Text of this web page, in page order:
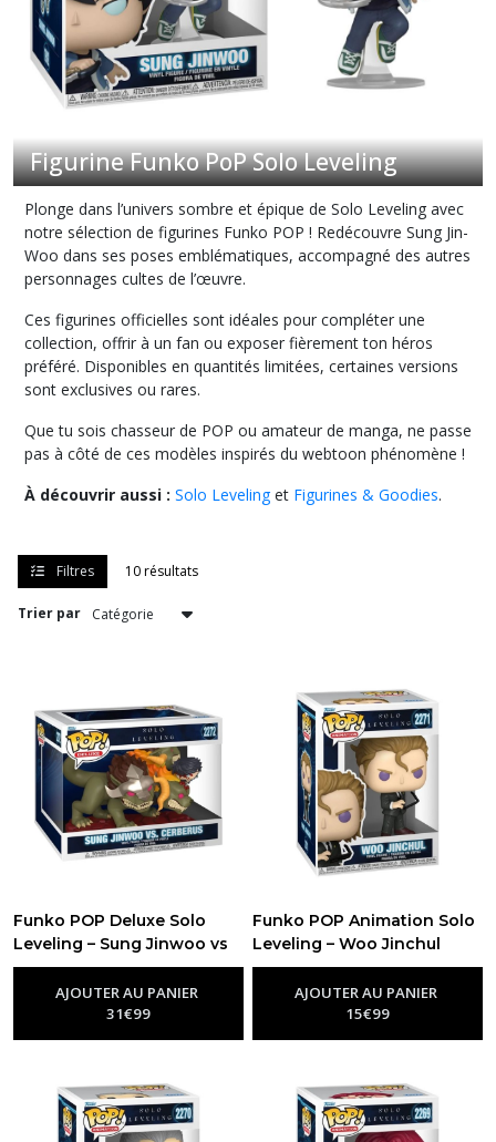
Figurine Funko PoP Solo Leveling
Plonge dans l’univers sombre et épique de Solo Leveling avec
notre sélection de figurines Funko POP ! Redécouvre Sung Jin-
Woo dans ses poses emblématiques, accompagné des autres
personnages cultes de l’œuvre.
Ces figurines officielles sont idéales pour compléter une
collection, offrir à un fan ou exposer fièrement ton héros
préféré. Disponibles en quantités limitées, certaines versions
sont exclusives ou rares.
Que tu sois chasseur de POP ou amateur de manga, ne passe
pas à côté de ces modèles inspirés du webtoon phénomène !
À découvrir aussi : Solo Levelinget Figurines & Goodies.
Filtres 10 résultats
Trier par
Funko POP Deluxe Solo
Leveling – Sung Jinwoo vs
Cerberus n°2272-Figurine
Funko Pop Solo Leveling
AJOUTER AU PANIER
31€99
Funko POP Animation Solo
Leveling – Woo Jinchul
n°2271-Figurine Funko Pop Solo
LevelingAJOUTER AU PANIER
15€99